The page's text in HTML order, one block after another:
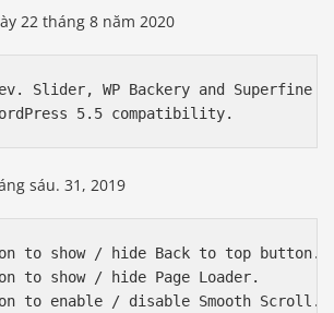
22 tháng 8 năm 2020
Slider, WP Backery and
sáu. 31, 2019
to show / hide Back to top button.
to show / hide Page Loader.
to enable / disable Smooth Scroll.